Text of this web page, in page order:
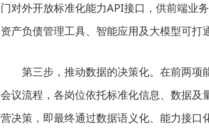
门对外开放标准化能力API接口，供前端业
资产负债管理工具、智能应用及大模型可打
第三步，推动数据的决策化。在前两
会议流程，各岗位依托标准化信息、数据
营决策，即最终通过数据语义化、能力接